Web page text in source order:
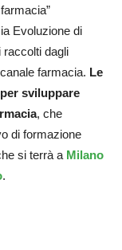
Evoluzione di
raccolti dagli
farmacia. Le
sviluppare
, che
di formazione
si terrà a Milano
.